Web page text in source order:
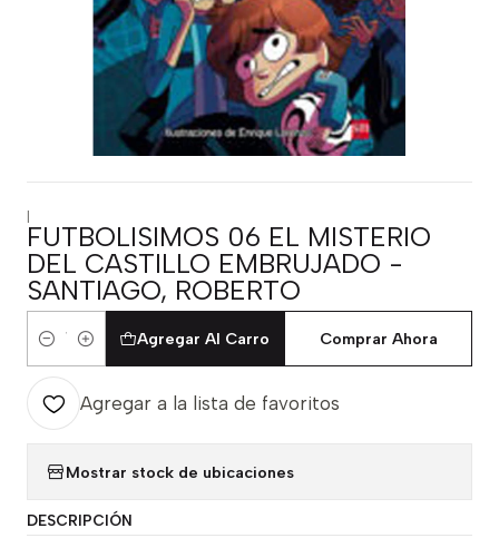
|
FUTBOLISIMOS 06 EL MISTERIO
DEL CASTILLO EMBRUJADO -
SANTIAGO, ROBERTO
Cantidad
Agregar Al Carro Comprar Ahora
Agregar a la lista de favoritos
Mostrar stock de ubicaciones
DESCRIPCIÓN